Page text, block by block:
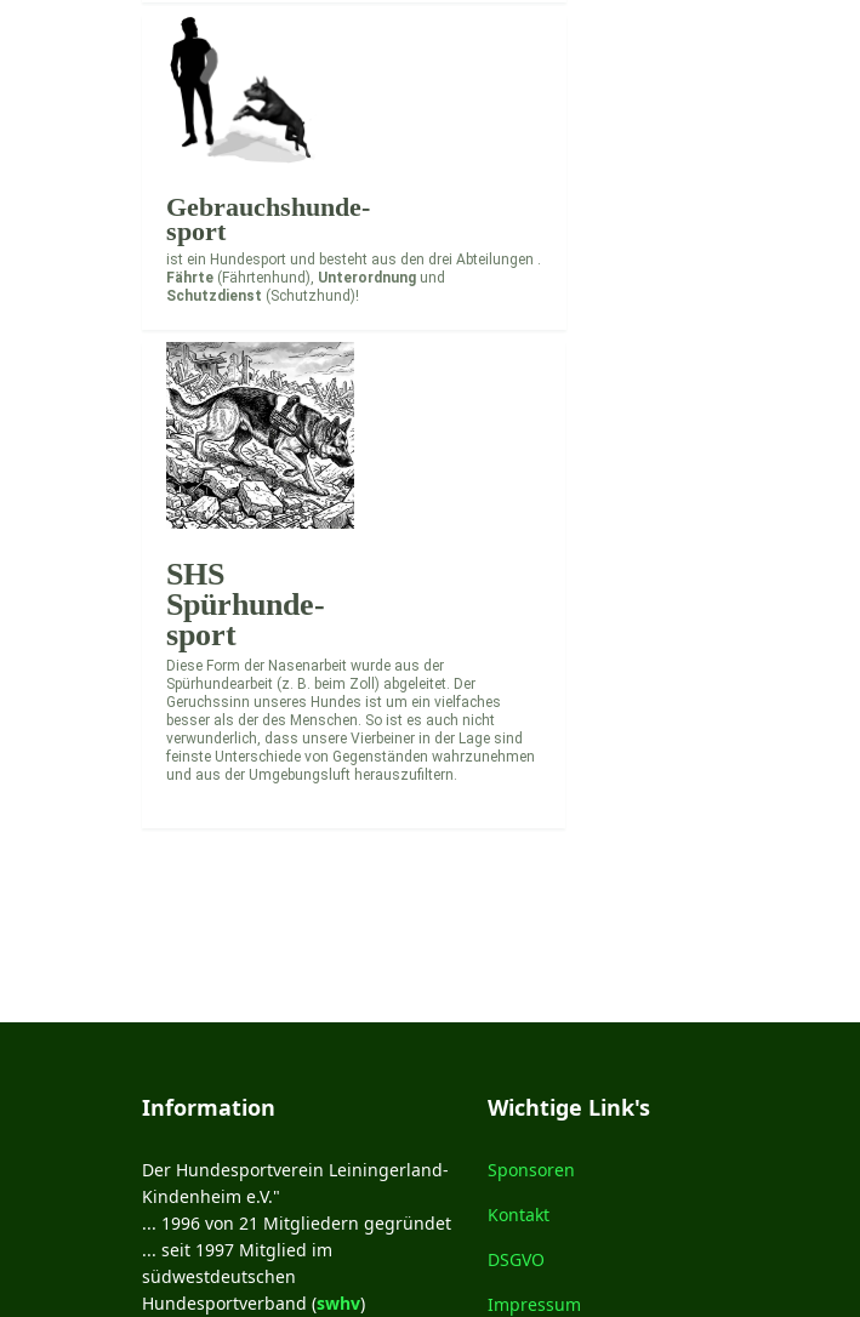
Gebrauchshunde-
sport
ist ein Hundesport und besteht aus den drei Abteilungen .
Fährte (Fährtenhund), Unterordnung und
Schutzdienst (Schutzhund)!
SHS
Spürhunde-
sport
Diese Form der Nasenarbeit wurde aus der
Spürhundearbeit (z. B. beim Zoll) abgeleitet. Der
Geruchssinn unseres Hundes ist um ein vielfaches
besser als der des Menschen. So ist es auch nicht
verwunderlich, dass unsere Vierbeiner in der Lage sind
feinste Unterschiede von Gegenständen wahrzunehmen
und aus der Umgebungsluft herauszufiltern.
Information
Der Hundesportverein Leiningerland-
Kindenheim e.V."
... 1996 von 21 Mitgliedern gegründet
... seit 1997 Mitglied im
südwestdeutschen
Hundesportverband (swhv)
Wichtige Link's
Sponsoren
Kontakt
DSGVO
Impressum